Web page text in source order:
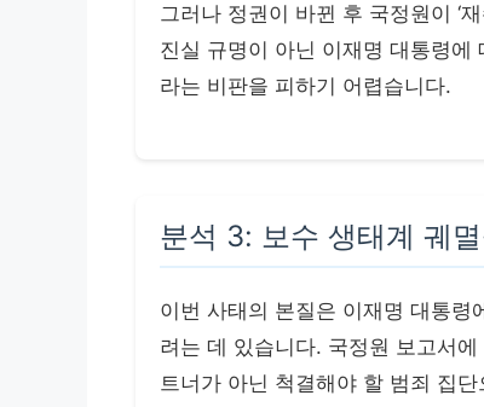
그러나 정권이 바뀐 후 국정원이 ‘
진실 규명이 아닌 이재명 대통령
라는 비판을 피하기 어렵습니다.
분석 3: 보수 생태계 궤
이번 사태의 본질은 이재명 대통령
려는 데 있습니다. 국정원 보고서
트너가 아닌 척결해야 할 범죄 집